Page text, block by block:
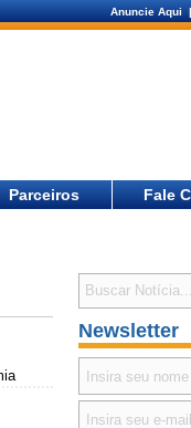
Anuncie Aqui
Parceiros Fale
Newsletter